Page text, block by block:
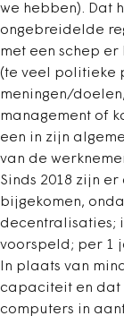
we hebben). Dat
ongebreidelde
met een schep
(te veel politieke
meningen/
management of
een in zijn
van de
Sinds 2018 zijn
bijgekomen,
decentralisaties;
voorspeld; per 1
In plaats van
capaciteit en dat
computers in